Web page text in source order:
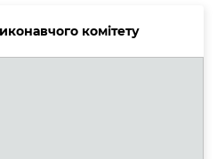
комітету